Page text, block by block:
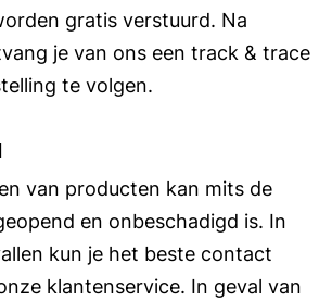
gratis verstuurd. Na
je van ons een track & trace
te volgen.
van producten kan mits de
en onbeschadigd is. In
kun je het beste contact
klantenservice. In geval van